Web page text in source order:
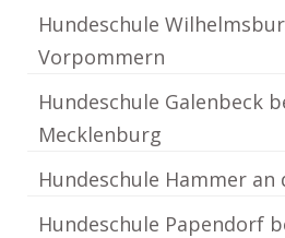
Hundeschule
Vorpommern
Hundeschule Galenbeck
Mecklenburg
Hundeschule Hammer an
Hundeschule Papendorf